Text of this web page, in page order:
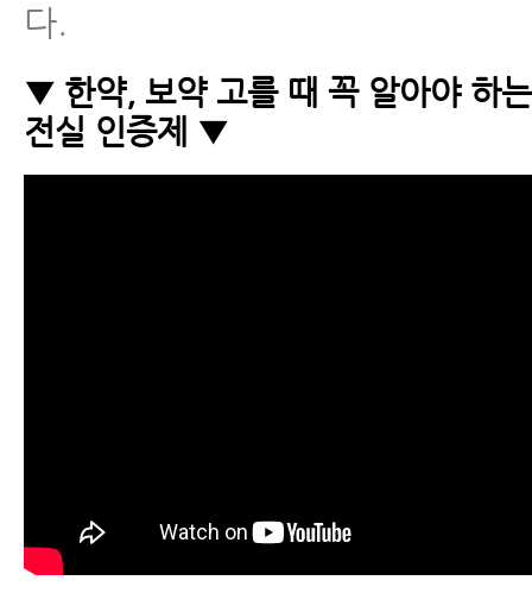
다.
▼ 한약, 보약 고를 때 꼭 알아야 하
전실 인증제 ▼